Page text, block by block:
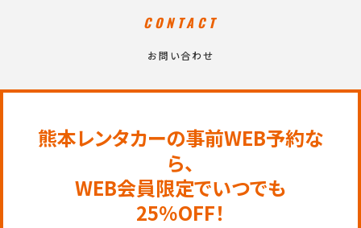
CONTACT
お問い合わせ
熊本レンタカーの事前WEB予約な
ら、
WEB会員限定でいつでも
25％OFF！